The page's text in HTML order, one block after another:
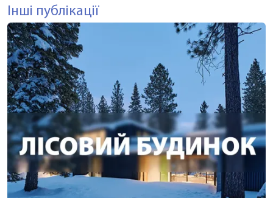
Інші публікації